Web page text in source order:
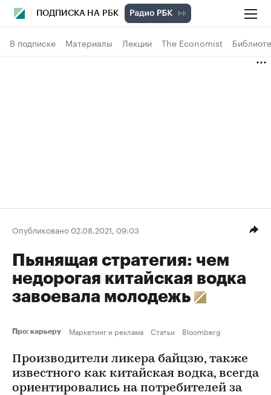
ПОДПИСКА НА РБК
В подписке Материалы Лекции The Economist
Опубликовано 02.08.2021, 09:03
Пьянящая стратегия: чем
недорогая китайская водка
завоевала молодежь
Про: карьеру Маркетинг и реклама Статьи Bloomberg
Производители ликера байцзю, также
известного как китайская водка, всегда
ориентировались на потребителей за